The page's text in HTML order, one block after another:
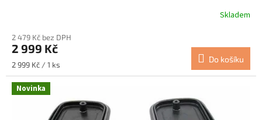
Skladem
2 479 Kč bez DPH
2 999 Kč
Měrná
cena:
2 999 Kč / 1 ks
Do košíku
Novinka